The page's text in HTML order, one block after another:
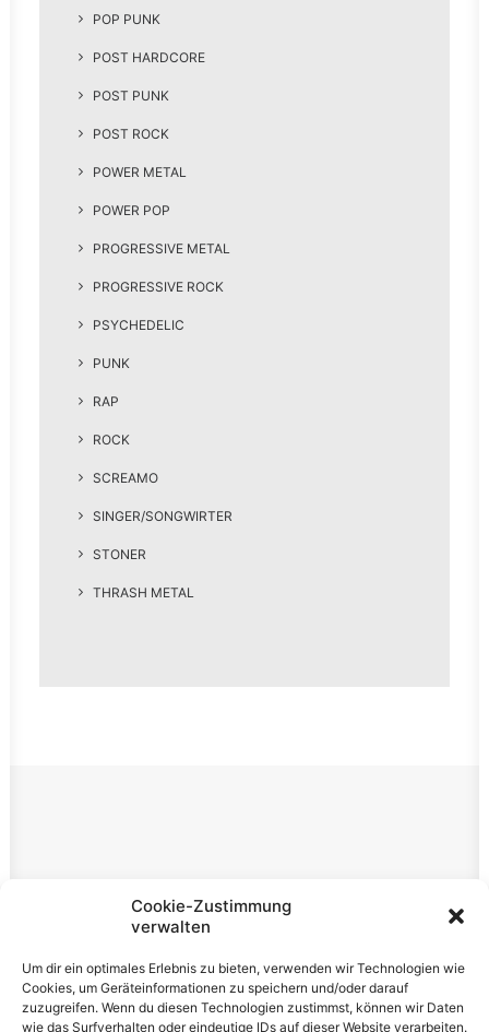
Cookie-Zustimmung
verwalten
Um dir ein optimales Erlebnis zu bieten, verwenden wir Technologien wie
Cookies, um Geräteinformationen zu speichern und/oder darauf
zuzugreifen. Wenn du diesen Technologien zustimmst, können wir Daten
wie das Surfverhalten oder eindeutige IDs auf dieser Website verarbeiten.
POP PUNK
POST HARDCORE
POST PUNK
POST ROCK
POWER METAL
POWER POP
PROGRESSIVE METAL
PROGRESSIVE ROCK
PSYCHEDELIC
PUNK
RAP
ROCK
SCREAMO
SINGER/SONGWIRTER
STONER
THRASH METAL
Rechtliches
Datenschutzerklärung
Cookie-Richtlinie (EU)